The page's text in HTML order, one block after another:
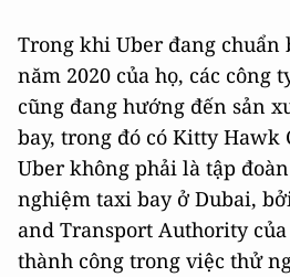
Trong khi Uber đang chuẩn
năm 2020 của họ, các công
cũng đang hướng đến sản
bay, trong đó có Kitty Hawk
Uber không phải là tập
nghiệm taxi bay ở Dubai,
and Transport Authority
thành công trong việc thử